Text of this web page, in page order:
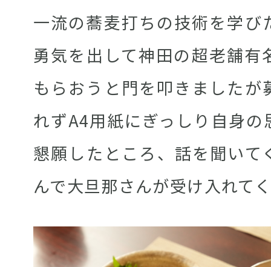
一流の蕎麦打ちの技術を学び
勇気を出して神田の超老舗有
もらおうと門を叩きましたが
れずA4用紙にぎっしり自身
懇願したところ、話を聞いて
んで大旦那さんが受け入れて